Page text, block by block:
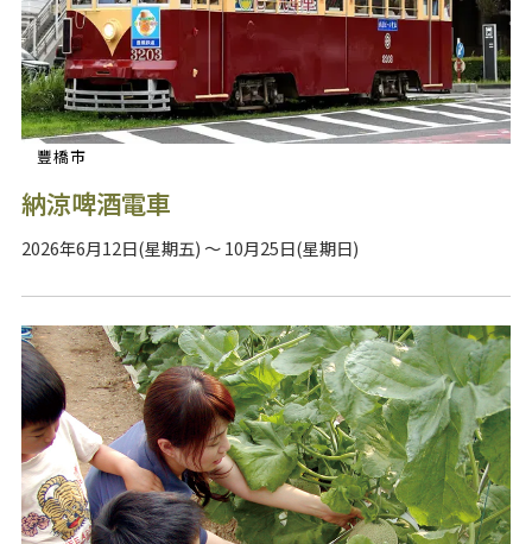
豐橋市
納涼啤酒電車
2026年6月12日(星期五) ～ 10月25日(星期日)